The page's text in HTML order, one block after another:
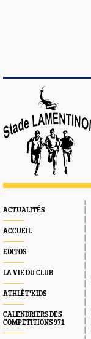
ACTUALITÉS
ACCUEIL
EDITOS
LA VIE DU CLUB
ATHLÈT'KIDS
CALENDRIERS DES
COMPETITIONS 971